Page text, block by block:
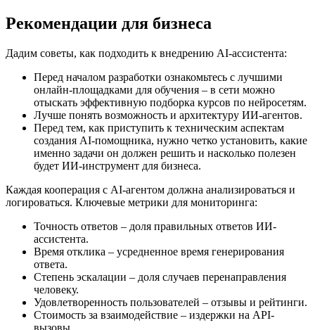
Рекомендации для бизнеса
Дадим советы, как подходить к внедрению AI-ассистента:
Перед началом разработки ознакомьтесь с лучшими
онлайн-площадками для обучения – в сети можно
отыскать эффективную подборка курсов по нейросетям.
Лучше понять возможность и архитектуру ИИ-агентов.
Перед тем, как приступить к техническим аспектам
создания AI-помощника, нужно четко установить, какие
именно задачи он должен решить и насколько полезен
будет ИИ-инструмент для бизнеса.
Каждая кооперация с AI-агентом должна анализироваться и
логироваться. Ключевые метрики для мониторинга:
Точность ответов – доля правильных ответов ИИ-
ассистента.
Время отклика – усредненное время генерирования
ответа.
Степень эскалации – доля случаев перенаправления
человеку.
Удовлетворенность пользователей – отзывы и рейтинги.
Стоимость за взаимодействие – издержки на API-
вызовы.